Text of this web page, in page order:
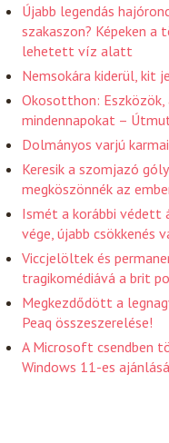
Újabb legendás
szakaszon? Képeken
lehetett víz alatt
Nemsokára kiderül, kit
Okosotthon:
mindennapokat –
Dolmányos varjú
Keresik a szomjazó
megköszönnék az
Ismét a korábbi védett
vége, újabb csökkenés
Viccjelöltek és
tragikomédiává a brit
Megkezdődött a
Peaq összeszerelése!
A Microsoft csendben
Windows 11-es